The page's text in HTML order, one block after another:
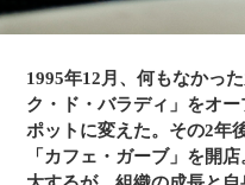
1995年12月、何もなかっ
ク・ド・バラディ」をオ
ポットに変えた。その2年
「カフェ・ガーブ」を開